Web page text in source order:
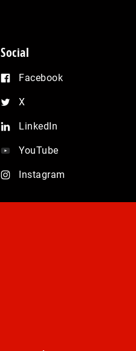
Social
Facebook
X
LinkedIn
YouTube
Instagram